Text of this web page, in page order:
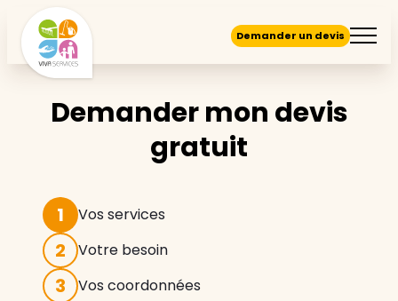
Demander un devis
Demander mon devis
gratuit
1 Vos services
2 Votre besoin
3 Vos coordonnées